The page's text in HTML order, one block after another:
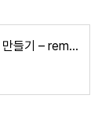
이미지 배경 제거, 투명 배경 만들기 – remove.bg